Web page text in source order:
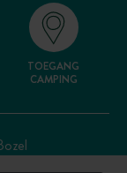
TOEGANG
CAMPING